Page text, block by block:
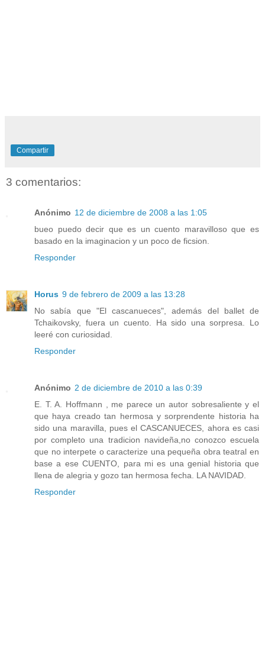
Compartir
3 comentarios:
Anónimo 12 de diciembre de 2008 a las 1:05
bueo puedo decir que es un cuento maravilloso que es
basado en la imaginacion y un poco de ficsion.
Responder
Horus 9 de febrero de 2009 a las 13:28
No sabía que "El cascanueces", además del ballet de
Tchaikovsky, fuera un cuento. Ha sido una sorpresa. Lo
leeré con curiosidad.
Responder
Anónimo 2 de diciembre de 2010 a las 0:39
E. T. A. Hoffmann , me parece un autor sobresaliente y el
que haya creado tan hermosa y sorprendente historia ha
sido una maravilla, pues el CASCANUECES, ahora es casi
por completo una tradicion navideña,no conozco escuela
que no interpete o caracterize una pequeña obra teatral en
base a ese CUENTO, para mi es una genial historia que
llena de alegria y gozo tan hermosa fecha. LA NAVIDAD.
Responder